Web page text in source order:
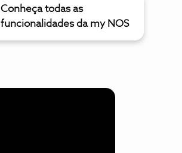
Conheça todas as
funcionalidades da my NOS